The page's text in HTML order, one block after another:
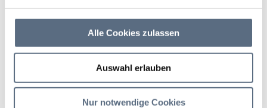
Alle Cookies zulassen
Auswahl erlauben
Nur notwendige Cookies